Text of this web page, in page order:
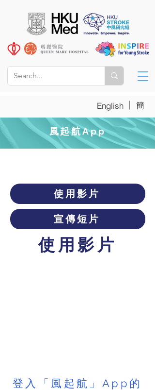
English | 簡
風起航App
使用影片
宣傳短片
使用影片
登入「風起航」App的